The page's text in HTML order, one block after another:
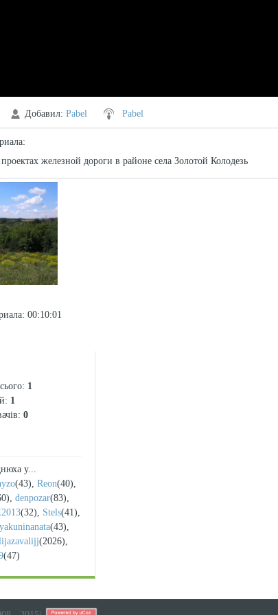
Добавил: Pabel Pabel
:
железной дороги в районе села Золотой Колодезь
: 00:10:01
1
1
0
у...
(43), Reon(40),
, denpozar(83),
(32), Stels(41),
yakuninanata(43),
(2026),
(47)